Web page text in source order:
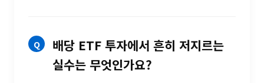
배당 ETF 투자에서 흔히 저지르는
실수는 무엇인가요?